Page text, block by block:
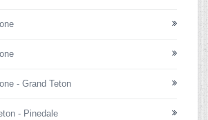
- Grand Teton
- Pinedale